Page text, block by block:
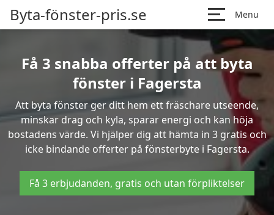
Byta-fönster-pris.se Menu
Få 3 snabba offerter på att byta
fönster i Fagersta
Att byta fönster ger ditt hem ett fräschare utseende,
minskar drag och kyla, sparar energi och kan höja
bostadens värde. Vi hjälper dig att hämta in 3 gratis och
icke bindande offerter på fönsterbyte i Fagersta.
Få 3 erbjudanden, gratis och utan förpliktelser